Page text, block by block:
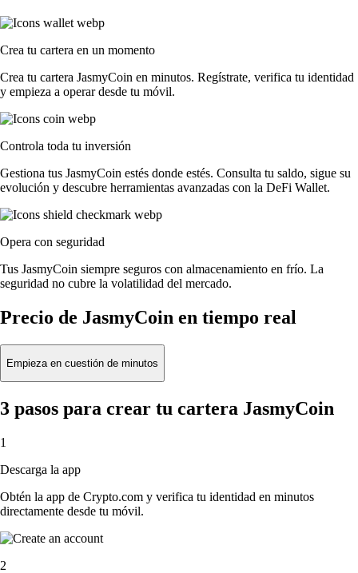
Crea tu cartera en un momento
Crea tu cartera JasmyCoin en minutos. Regístrate, verifica tu identidad
y empieza a operar desde tu móvil.
Controla toda tu inversión
Gestiona tus JasmyCoin estés donde estés. Consulta tu saldo, sigue su
evolución y descubre herramientas avanzadas con la DeFi Wallet.
Opera con seguridad
Tus JasmyCoin siempre seguros con almacenamiento en frío. La
seguridad no cubre la volatilidad del mercado.
Precio de JasmyCoin en tiempo real
Empieza en cuestión de minutos
3 pasos para crear tu cartera JasmyCoin
1
Descarga la app
Obtén la app de Crypto.com y verifica tu identidad en minutos
directamente desde tu móvil.
2